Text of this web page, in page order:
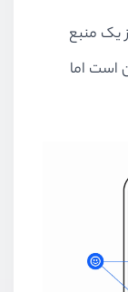
یک منبع
است اما